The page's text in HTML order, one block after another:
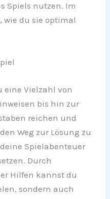
Spiels nutzen. Im
wie du sie optimal
eine Vielzahl von
bis hin zur
reichen und
Weg zur Lösung zu
Spielabenteuer
Durch
Hilfen kannst du
sondern auch